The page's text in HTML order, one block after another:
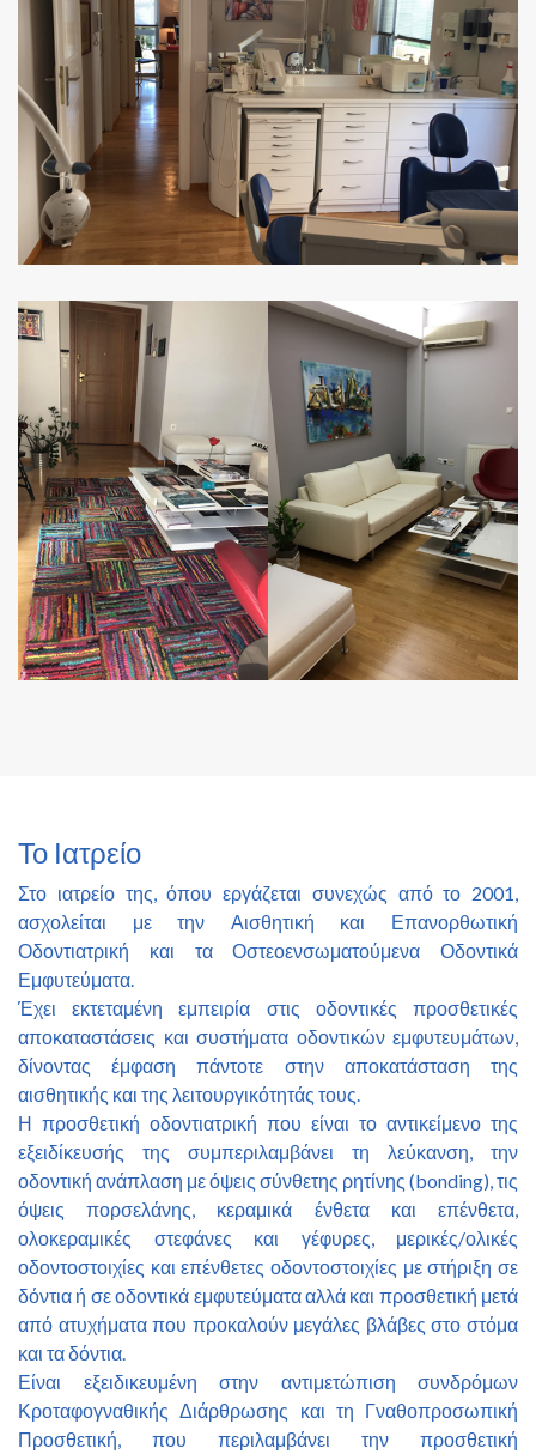
Το Ιατρείο
Στο ιατρείο της, όπου εργάζεται συνεχώς από το 2001,
ασχολείται με την Αισθητική και Επανορθωτική
Οδοντιατρική και τα Οστεοενσωματούμενα Οδοντικά
Εμφυτεύματα.
Έχει εκτεταμένη εμπειρία στις οδοντικές προσθετικές
αποκαταστάσεις και συστήματα οδοντικών εμφυτευμάτων,
δίνοντας έμφαση πάντοτε στην αποκατάσταση της
αισθητικής και της λειτουργικότητάς τους.
Η προσθετική οδοντιατρική που είναι το αντικείμενο της
εξειδίκευσής της συμπεριλαμβάνει τη λεύκανση, την
οδοντική ανάπλαση με όψεις σύνθετης ρητίνης (bonding), τις
όψεις πορσελάνης, κεραμικά ένθετα και επένθετα,
ολοκεραμικές στεφάνες και γέφυρες, μερικές/ολικές
οδοντοστοιχίες και επένθετες οδοντοστοιχίες με στήριξη σε
δόντια ή σε οδοντικά εμφυτεύματα αλλά και προσθετική μετά
από ατυχήματα που προκαλούν μεγάλες βλάβες στο στόμα
και τα δόντια.
Είναι εξειδικευμένη στην αντιμετώπιση συνδρόμων
Κροταφογναθικής Διάρθρωσης και τη Γναθοπροσωπική
Προσθετική, που περιλαμβάνει την προσθετική